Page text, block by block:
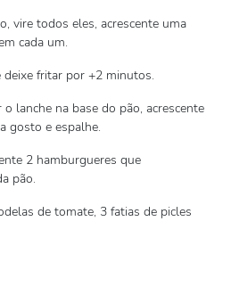
vire todos eles, acrescente uma
cada um.
deixe fritar por +2 minutos.
lanche na base do pão, acrescente
gosto e espalhe.
2 hamburgueres que
pão.
de tomate, 3 fatias de picles